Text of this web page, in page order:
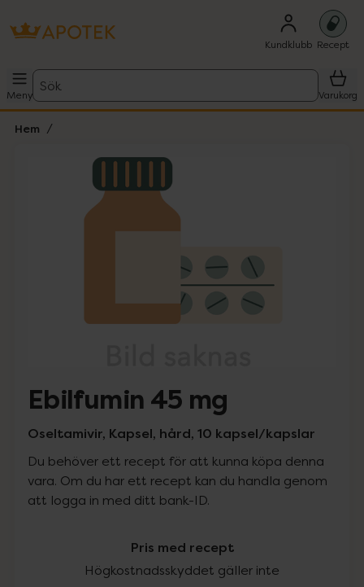
Kundklubb Recept
Meny
Sök
Varukorg
Hem
Lista: . Innehåller 1 objekt.
Ebilfumin 45 mg
Oseltamivir, Kapsel, hård, 10 kapsel/kapslar
Du behöver ett recept för att kunna köpa denna
vara. Om du har ett recept kan du handla genom
att logga in med ditt bank-ID.
Pris med recept
Högkostnadsskyddet gäller inte